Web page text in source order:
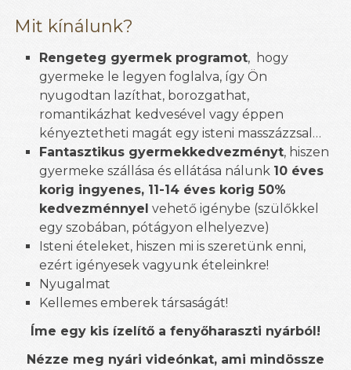
Mit kínálunk?
Rengeteg gyermek programot, hogy
gyermeke le legyen foglalva, így Ön
nyugodtan lazíthat, borozgathat,
romantikázhat kedvesével vagy éppen
kényeztetheti magát egy isteni masszázzsal…
Fantasztikus gyermekkedvezményt, hiszen
gyermeke szállása és ellátása nálunk 10 éves
korig ingyenes, 11-14 éves korig 50%
kedvezménnyel vehető igénybe (szülőkkel
egy szobában, pótágyon elhelyezve)
Isteni ételeket, hiszen mi is szeretünk enni,
ezért igényesek vagyunk ételeinkre!
Nyugalmat
Kellemes emberek társaságát!
Íme egy kis ízelítő a fenyőharaszti nyárból!
Nézze meg nyári videónkat, ami mindössze